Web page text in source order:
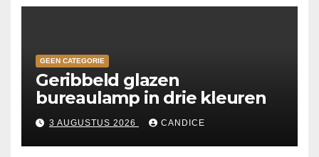
GEEN CATEGORIE
Geribbeld glazen
bureaulamp in drie kleuren
3 AUGUSTUS 2026 CANDICE